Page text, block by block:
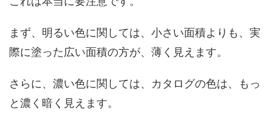
まず、明るい色に関しては、小さい面積よりも、実
際に塗った広い面積の方が、薄く見えます。
さらに、濃い色に関しては、カタログの色は、もっ
と濃く暗く見えます。